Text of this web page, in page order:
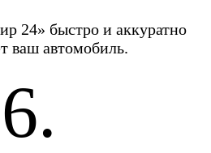
24» быстро и аккуратно
ваш автомобиль.
6.